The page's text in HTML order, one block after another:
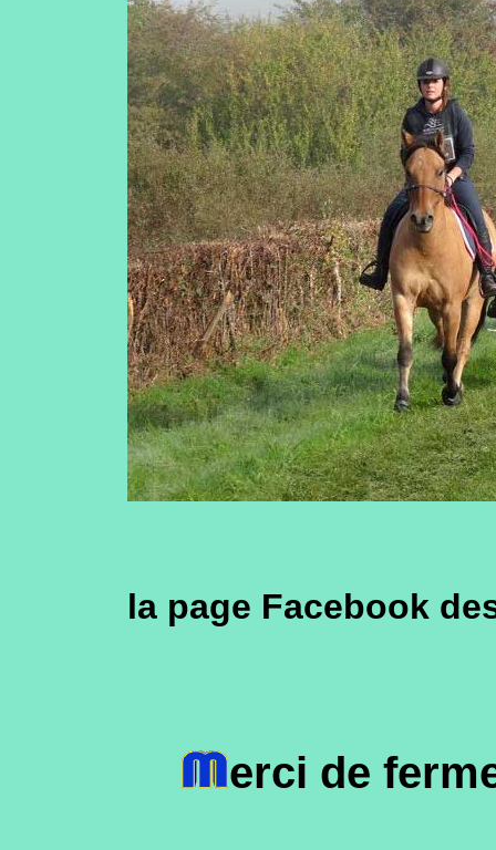
la page Facebook
erci de